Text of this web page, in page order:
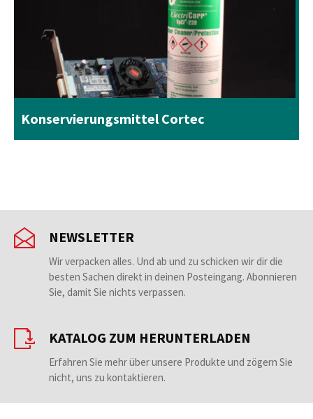
Konservierungsmittel Cortec
NEWSLETTER
Wir verpacken alles. Und ab und zu schicken wir dir die
besten Sachen direkt in deinen Posteingang. Abonnieren
Sie, damit Sie nichts verpassen.
KATALOG ZUM HERUNTERLADEN
Erfahren Sie mehr über unsere Produkte und zögern Sie
nicht, uns zu kontaktieren.